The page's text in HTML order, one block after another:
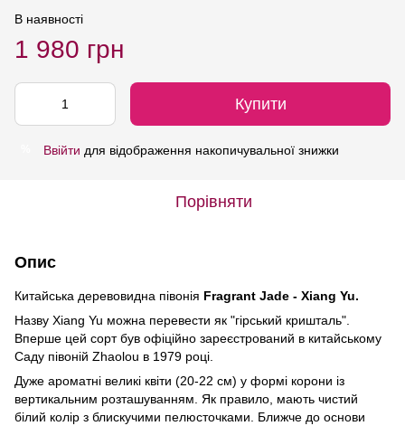
В наявності
1 980 грн
Купити
Ввійти для відображення накопичувальної знижки
Порівняти
Опис
Китайська деревовидна півонiя Fragrant Jade - Xiang Yu.
Назву Xiang Yu можна перевести як "гірський кришталь".
Вперше цей сорт був офіційно зареєстрований в китайському
Саду півоній Zhaolou в 1979 році.
Дуже ароматні великі квіти (20-22 см) у формі корони iз
вертикальним розташуванням. Як правило, мають чистий
білий колір з блискучими пелюсточками. Ближче до основи